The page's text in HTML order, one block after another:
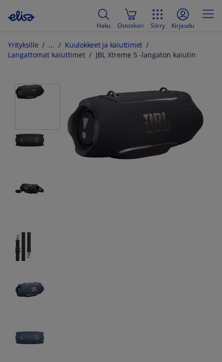
Haku Ostoskori Siirry Kirjaudu
Yrityksille
Kuulokkeet ja kaiuttimet
Langattomat kaiuttimet
JBL Xtreme 5 -langaton kaiutin